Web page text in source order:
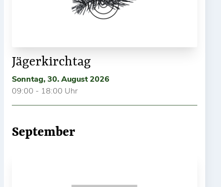
Jägerkirchtag
Sonntag, 30. August 2026
09:00 - 18:00 Uhr
September